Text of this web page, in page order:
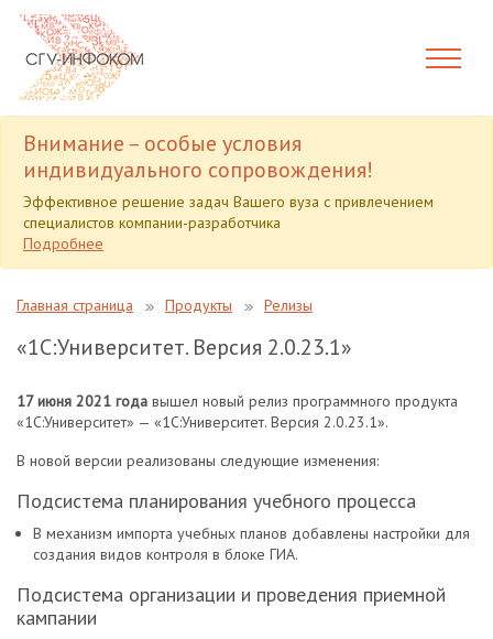
Внимание – особые условия
индивидуального сопровождения!
Эффективное решение задач Вашего вуза с привлечением
специалистов компании-разработчика
Подробнее
Главная страница Продукты Релизы
«1С:Университет. Версия 2.0.23.1»
17 июня 2021 года вышел новый релиз программного продукта
«1С:Университет» — «1С:Университет. Версия 2.0.23.1».
В новой версии реализованы следующие изменения:
Подсистема планирования учебного процесса
В механизм импорта учебных планов добавлены настройки для
создания видов контроля в блоке ГИА.
Подсистема организации и проведения приемной
кампании